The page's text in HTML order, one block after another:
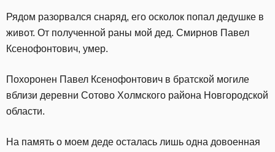
Рядом разорвался снаряд, его осколок попал дедушке в
живот. От полученной раны мой дед. Смирнов Павел
Ксенофонтович, умер.
Похоронен Павел Ксенофонтович в братской могиле
вблизи деревни Сотово Холмского района Новгородской
области.
На память о моем деде осталась лишь одна довоенная